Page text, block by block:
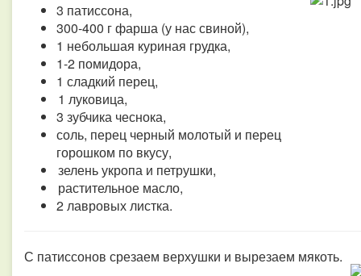
3 патиссона,
300-400 г фарша (у нас свиной),
1 небольшая куриная грудка,
1-2 помидора,
1 сладкий перец,
1 луковица,
3 зубчика чеснока,
соль, перец черный молотый и перец
горошком по вкусу,
зелень укропа и петрушки,
растительное масло,
2 лавровых листка.
С патиссонов срезаем верхушки и вырезаем мякоть.